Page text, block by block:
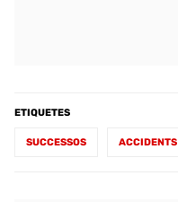
ETIQUETES
SUCCESSOS ACCIDENTS